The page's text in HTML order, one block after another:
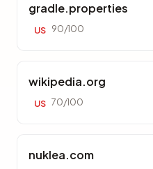
gradle.properties
US 90/100
wikipedia.org
US 70/100
nuklea.com